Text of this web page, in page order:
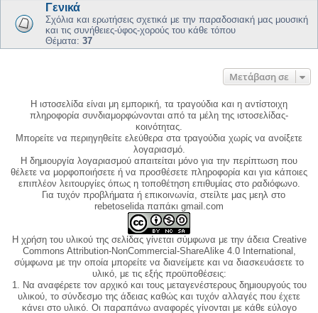
Γενικά
Σχόλια και ερωτήσεις σχετικά με την παραδοσιακή μας μουσική
και τις συνήθειες-ύφος-χορούς του κάθε τόπου
Θέματα: 37
Μετάβαση σε
Η ιστοσελίδα είναι μη εμπορική, τα τραγούδια και η αντίστοιχη
πληροφορία συνδιαμορφώνονται από τα μέλη της ιστοσελίδας-
κοινότητας.
Μπορείτε να περιηγηθείτε ελεύθερα στα τραγούδια χωρίς να ανοίξετε
λογαριασμό.
Η δημιουργία λογαριασμού απαιτείται μόνο για την περίπτωση που
θέλετε να μορφοποιήσετε ή να προσθέσετε πληροφορία και για κάποιες
επιπλέον λειτουργίες όπως η τοποθέτηση επιθυμίας στο ραδιόφωνο.
Για τυχόν προβλήματα ή επικοινωνία, στείλτε μας μεηλ στο
rebetoselida παπάκι gmail.com
Η χρήση του υλικού της σελίδας γίνεται σύμφωνα με την άδεια Creative
Commons Attribution-NonCommercial-ShareAlike 4.0 International,
σύμφωνα με την οποία μπορείτε να διανείμετε και να διασκευάσετε το
υλικό, με τις εξής προϋποθέσεις:
1. Να αναφέρετε τον αρχικό και τους μεταγενέστερους δημιουργούς του
υλικού, το σύνδεσμο της άδειας καθώς και τυχόν αλλαγές που έχετε
κάνει στο υλικό. Οι παραπάνω αναφορές γίνονται με κάθε εύλογο